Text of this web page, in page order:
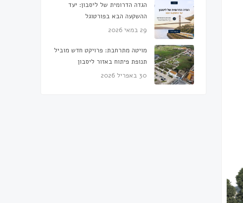
הגדה הדרומית של ליסבון: יעד
ההשקעה הבא בפורטוגל
29 במאי 2026
מויטה מתרחבת: פרויקט חדש מוביל
תנופת פיתוח באזור ליסבון
30 באפריל 2026